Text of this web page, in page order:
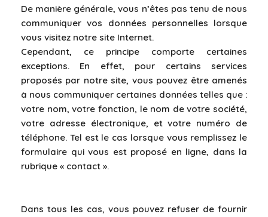
De manière générale, vous n’êtes pas tenu de nous
communiquer vos données personnelles lorsque
vous visitez notre site Internet.
Cependant, ce principe comporte certaines
exceptions. En effet, pour certains services
proposés par notre site, vous pouvez être amenés
à nous communiquer certaines données telles que :
votre nom, votre fonction, le nom de votre société,
votre adresse électronique, et votre numéro de
téléphone. Tel est le cas lorsque vous remplissez le
formulaire qui vous est proposé en ligne, dans la
rubrique « contact ».
Dans tous les cas, vous pouvez refuser de fournir